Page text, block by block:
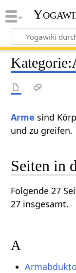
Kategorie:
Arme sind
und zu greifen.
Seiten in
Folgende 27
27 insgesamt.
A